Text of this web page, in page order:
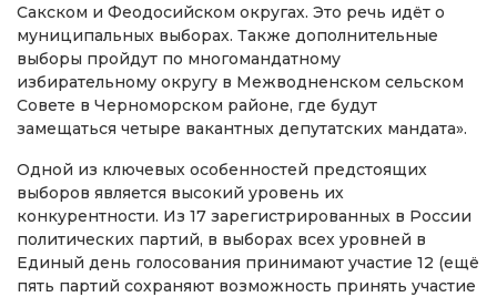
Сакском и Феодосийском округах. Это речь идёт о
муниципальных выборах. Также дополнительные
выборы пройдут по многомандатному
избирательному округу в Межводненском сельском
Совете в Черноморском районе, где будут
замещаться четыре вакантных депутатских мандата».
Одной из ключевых особенностей предстоящих
выборов является высокий уровень их
конкурентности. Из 17 зарегистрированных в России
политических партий, в выборах всех уровней в
Единый день голосования принимают участие 12 (ещё
пять партий сохраняют возможность принять участие